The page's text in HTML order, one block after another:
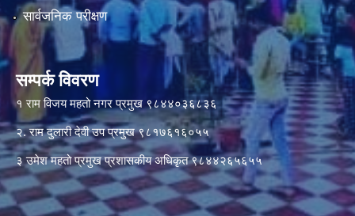
सार्वजनिक परीक्षण
सम्पर्क विवरण
१ राम विजय महतो नगर प्रमुख ९८४४०३६८३६
२. राम दुलारी देवी उप प्रमुख ९८१७६१६०५५
३ उमेश महतो प्रमुख प्रशासकीय अधिकृत ९८४४२६५६५५